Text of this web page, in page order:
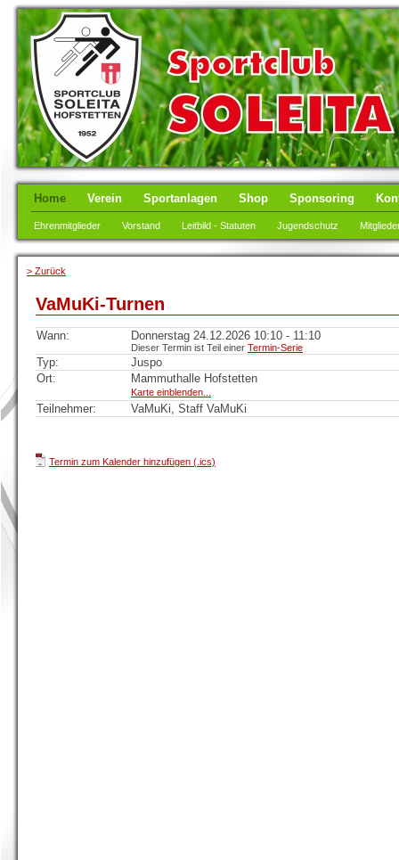
Home Verein Sportanlagen Shop Sponsoring
Ehrenmitglieder Vorstand Leitbild - Statuten Jugendschutz
> Zurück
VaMuKi-Turnen
Wann: Donnerstag 24.12.2026 10:10 - 11:10
Dieser Termin ist Teil einer Termin-Serie
Typ:
Juspo
Ort:
Mammuthalle Hofstetten
Karte einblenden...
Teilnehmer: VaMuKi, Staff VaMuKi
Termin zum Kalender hinzufügen (.ics)